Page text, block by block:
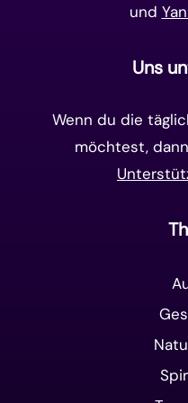
und
Uns
Wenn du die
möchtest,